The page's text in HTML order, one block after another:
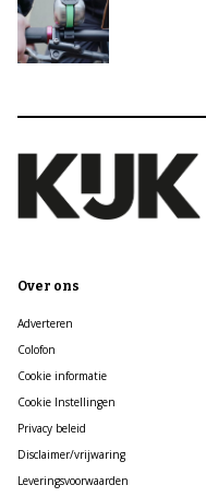
Over ons
Adverteren
Colofon
Cookie informatie
Cookie Instellingen
Privacy beleid
Disclaimer/vrijwaring
Leveringsvoorwaarden